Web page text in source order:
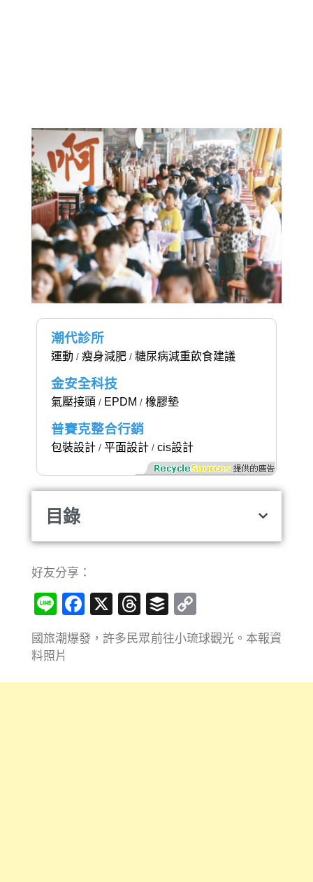
潮代診所
運動 / 瘦身減肥/ 糖尿病減重飲食建議
金安全科技
氣壓接頭 / EPDM / 橡膠墊
普賽克整合行銷
包裝設計/ 平面設計/ cis設計
目錄
好友分享：
LineFacebook
X Threads
Buffer
Link
國旅潮爆發，許多民眾前往小琉球觀光。本報資
料照片